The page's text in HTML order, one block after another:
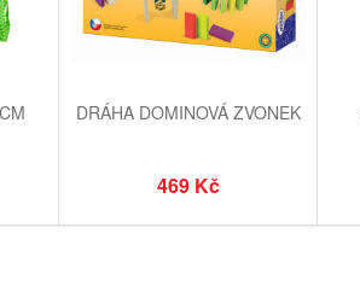
DRÁHA DOMINOVÁ ZVONEK
469 Kč